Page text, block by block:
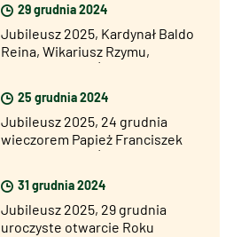
29 grudnia 2024
Jubileusz 2025, Kardynał Baldo
Reina, Wikariusz Rzymu,
otworzył Drzwi Święte Bazyliki
25 grudnia 2024
Jubileusz 2025, 24 grudnia
wieczorem Papież Franciszek
otworzył Drzwi Święte Bazyliki
31 grudnia 2024
Jubileusz 2025, 29 grudnia
uroczyste otwarcie Roku